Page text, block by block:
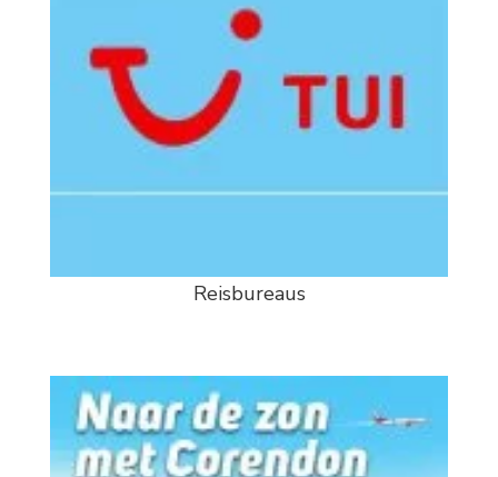
Reisbureaus